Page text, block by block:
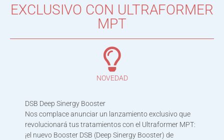
EXCLUSIVO CON ULTRAFORMER
MPT
NOVEDAD
DSB Deep Sinergy Booster
Nos complace anunciar un lanzamiento exclusivo que
revolucionará tus tratamientos con el Ultraformer MPT:
¡el nuevo Booster DSB (Deep Sinergy Booster) de